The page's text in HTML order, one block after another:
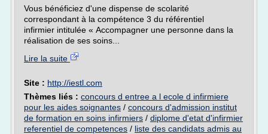
Vous bénéficiez d'une dispense de scolarité
correspondant à la compétence 3 du référentiel
infirmier intitulée « Accompagner une personne dans la
réalisation de ses soins...
Lire la suite
Site : http://iestl.com
Thèmes liés : concours d entree a l ecole d infirmiere
pour les aides soignantes / concours d'admission institut
de formation en soins infirmiers / diplome d'etat d'infirmier
referentiel de competences / liste des candidats admis au